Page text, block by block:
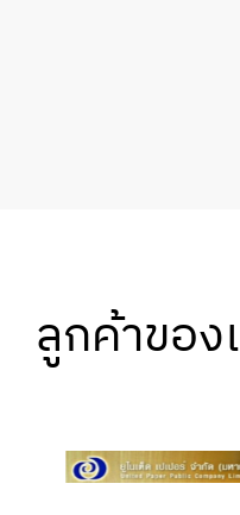
ลูกค้าของ